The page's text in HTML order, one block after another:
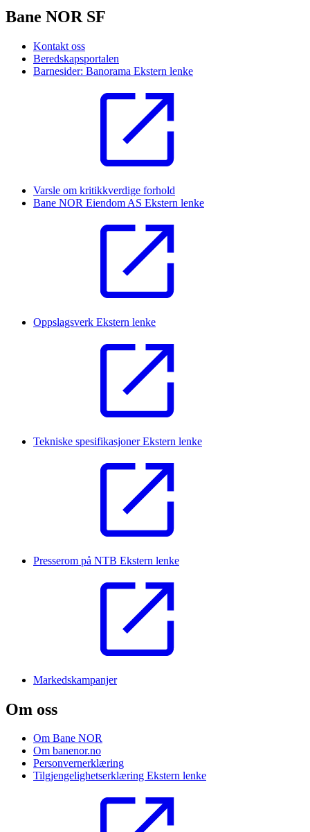
Bane NOR SF
Kontakt oss
Beredskapsportalen
Barnesider: Banorama Ekstern lenke
Varsle om kritikkverdige forhold
Bane NOR Eiendom AS Ekstern lenke
Oppslagsverk Ekstern lenke
Tekniske spesifikasjonerEkstern lenke
Presserom på NTB Ekstern lenke
Markedskampanjer
Om oss
Om Bane NOR
Om banenor.no
Personvernerklæring
Tilgjengelighetserklæring Ekstern lenke